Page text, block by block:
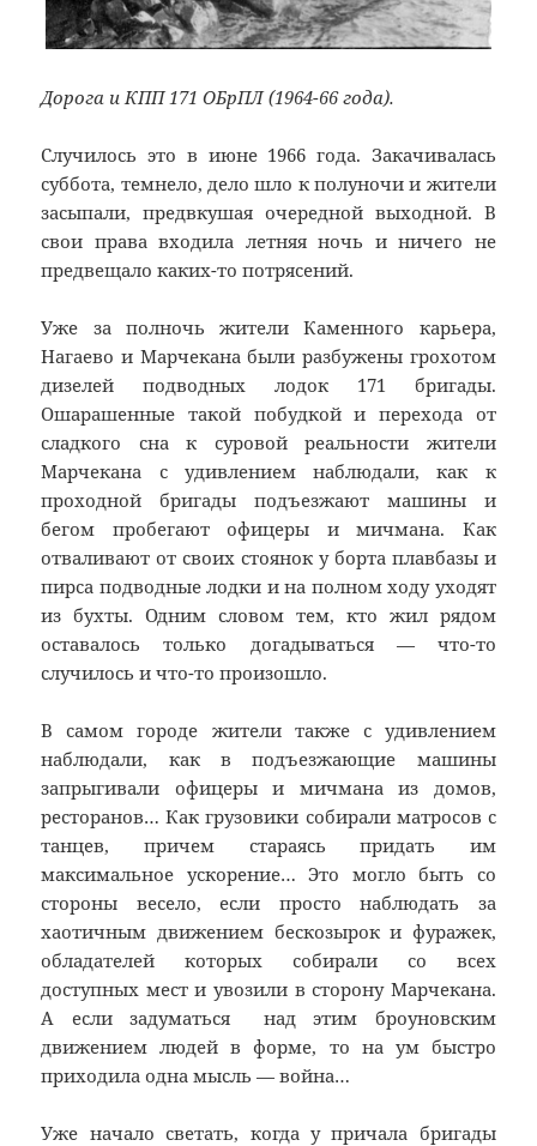
Дорога и КПП 171 ОБрПЛ (1964-66 года).
Случилось это в июне 1966 года. Закачивалась
суббота, темнело, дело шло к полуночи и жители
засыпали, предвкушая очередной выходной. В
свои права входила летняя ночь и ничего не
предвещало каких-то потрясений.
Уже за полночь жители Каменного карьера,
Нагаево и Марчекана были разбужены грохотом
дизелей подводных лодок 171 бригады.
Ошарашенные такой побудкой и перехода от
сладкого сна к суровой реальности жители
Марчекана с удивлением наблюдали, как к
проходной бригады подъезжают машины и
бегом пробегают офицеры и мичмана. Как
отваливают от своих стоянок у борта плавбазы и
пирса подводные лодки и на полном ходу уходят
из бухты. Одним словом тем, кто жил рядом
оставалось только догадываться — что-то
случилось и что-то произошло.
В самом городе жители также с удивлением
наблюдали, как в подъезжающие машины
запрыгивали офицеры и мичмана из домов,
ресторанов… Как грузовики собирали матросов с
танцев, причем стараясь придать им
максимальное ускорение… Это могло быть со
стороны весело, если просто наблюдать за
хаотичным движением бескозырок и фуражек,
обладателей которых собирали со всех
доступных мест и увозили в сторону Марчекана.
А если задуматься над этим броуновским
движением людей в форме, то на ум быстро
приходила одна мысль — война…
Уже начало светать, когда у причала бригады